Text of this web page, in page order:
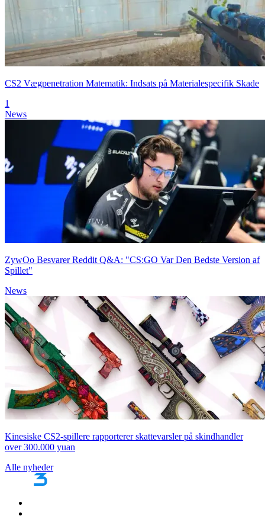
CS2 Vægpenetration Matematik: Indsats på Materialespecifik Skade
1
News
ZywOo Besvarer Reddit Q&A: "CS:GO Var Den Bedste Version af
Spillet"
News
Kinesiske CS2-spillere rapporterer skattevarsler på skindhandler
over 300.000 yuan
Alle nyheder